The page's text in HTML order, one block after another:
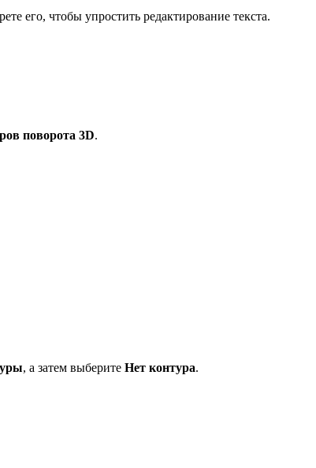
его, чтобы упростить редактирование текста.
поворота 3D.
, а затем выберите Нет контура.